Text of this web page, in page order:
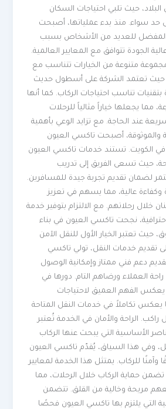
حيث تلبي احتياجات السكان
سواء. منذ بدء عملياتها، أصبحت
للعديد من الأشخاص بسبب
الجودة تتوافق مع المعايير العالمية.
متنوعة من الخيارات تتناسب مع
تعتمد الشركة على أسطول حديث
تناسب احتياجات الركاب. كما أنها
يجعلها خياراً مثالياً للرحلات
عند الحاجة. مع تزايد الوعي بأهمية
أصبحت تاكسي العيون
الكويت. تستند خدمات تاكسي العيون
حيث تسعى الفريق إلى تدريب
تقديم تجربة جيدة للمسافرين.
عالية، مما يسهم في تعزيز
رحلاتهم. مع الالتزام بتوفير خدمة
نجحت تاكسي العيون في بناء
تعتبر الخيار الأول للنقل الآمن
تقديم خدمات النقل، تولي تاكسي
دعم فني ممتاز وإمكانية الوصول
العملاء ورضاهم التام. دورها في
الفهم العميق لاحتياجات
تكاملاً في خدمات النقل المتاحة
الراحة والأمان في الخدمة تُعتبر
الأساسية التي يبحث عنها الركاب
وفي هذا السياق، يُقدّم تاكسي العيون
للركاب. يمتثل هذا الخدمة لمعايير
حماية الركاب خلال الرحلات، مما
مريحة وخالية من القلق. تتضمن
التي يلتزم بها تاكسي العيون فحصًا